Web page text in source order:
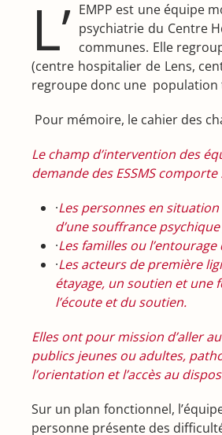
L’ EMPP est une équipe
psychiatrie du Centre
communes. Elle
(centre hospitalier de Lens,
regroupe donc une population
Pour mémoire, le cahier des
Le champ d’intervention des
demande des ESSMS comporte
·Les personnes en
d’une souffrance
·Les familles ou
·Les acteurs de première
étayage, un soutien et une
l’écoute et du soutien.
Elles ont pour mission d’aller
publics jeunes ou adultes,
l’orientation et l’accès au
Sur un plan fonctionnel,
personne présente des